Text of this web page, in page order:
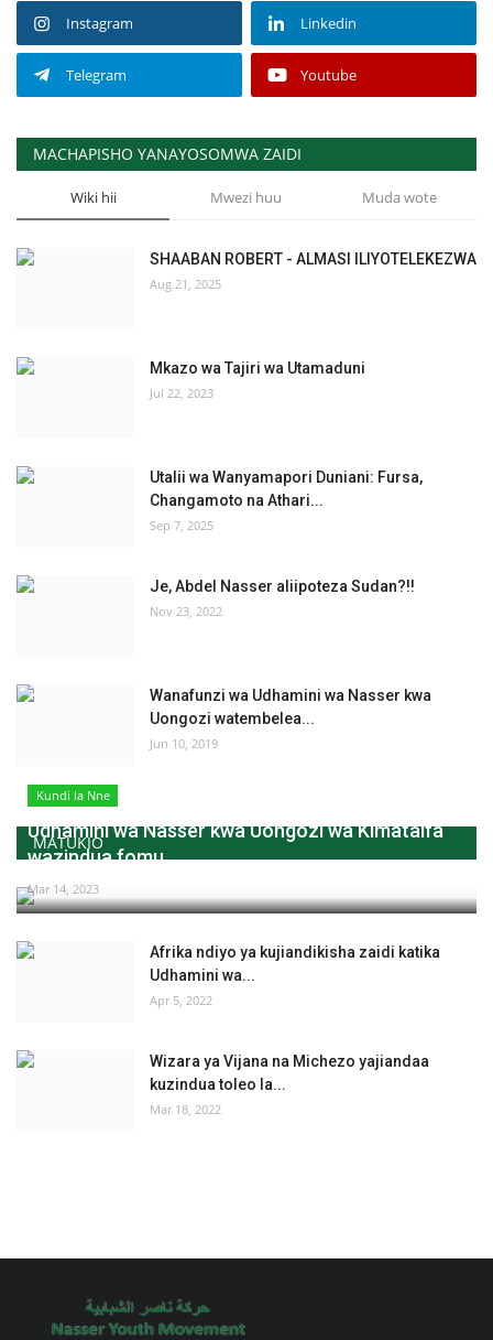
Instagram Linkedin
Telegram Youtube
MACHAPISHO YANAYOSOMWA ZAIDI
Wiki hii Mwezi huu Muda wote
SHAABAN ROBERT - ALMASI ILIYOTELEKEZWA
Aug 21, 2025
Mkazo wa Tajiri wa Utamaduni
Jul 22, 2023
Utalii wa Wanyamapori Duniani: Fursa,
Changamoto na Athari...
Sep 7, 2025
Je, Abdel Nasser aliipoteza Sudan?!!
Nov 23, 2022
Wanafunzi wa Udhamini wa Nasser kwa
Uongozi watembelea...
Jun 10, 2019
MATUKIO
Kundi la Nne
Udhamini wa Nasser kwa Uongozi wa Kimataifa
wazindua fomu...
Mar 14, 2023
Afrika ndiyo ya kujiandikisha zaidi katika
Udhamini wa...
Apr 5, 2022
Wizara ya Vijana na Michezo yajiandaa
kuzindua toleo la...
Mar 18, 2022